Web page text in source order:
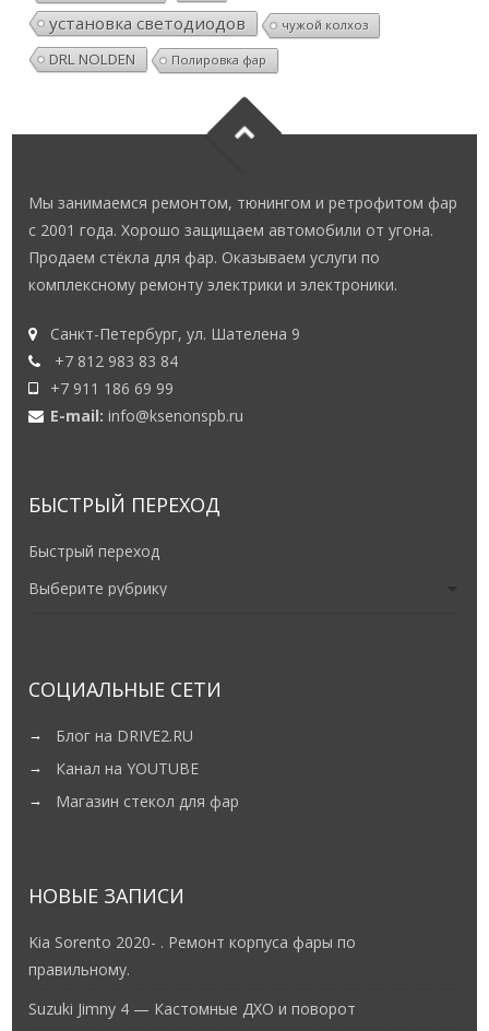
установка светодиодов чужой колхоз
DRL NOLDEN Полировка фар
Мы занимаемся ремонтом, тюнингом и ретрофитом фар
с 2001 года. Хорошо защищаем автомобили от угона.
Продаем стёкла для фар. Оказываем услуги по
комплексному ремонту электрики и электроники.
Санкт-Петербург, ул. Шателена 9
+7 812 983 83 84
+7 911 186 69 99
E-mail:info@ksenonspb.ru
БЫСТРЫЙ ПЕРЕХОД
Быстрый переход
СОЦИАЛЬНЫЕ СЕТИ
Блог на DRIVE2.RU
Канал на YOUTUBE
Магазин стекол для фар
НОВЫЕ ЗАПИСИ
Kia Sorento 2020- . Ремонт корпуса фары по
правильному.
Suzuki Jimny 4 — Кастомные ДХО и поворот